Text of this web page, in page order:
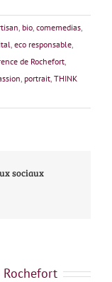
bio comemedias
eco responsable
de Rochefort
portrait THINK
sociaux
Rochefort